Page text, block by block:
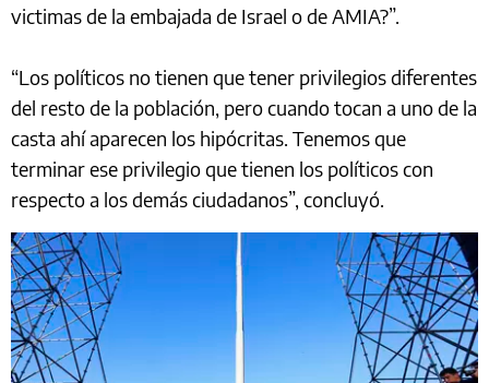
victimas de la embajada de Israel o de AMIA?”.
“Los políticos no tienen que tener privilegios diferentes
del resto de la población, pero cuando tocan a uno de la
casta ahí aparecen los hipócritas. Tenemos que
terminar ese privilegio que tienen los políticos con
respecto a los demás ciudadanos”, concluyó.